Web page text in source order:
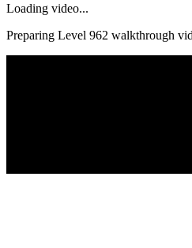
Loading video...
Preparing Level 962 walkthrough